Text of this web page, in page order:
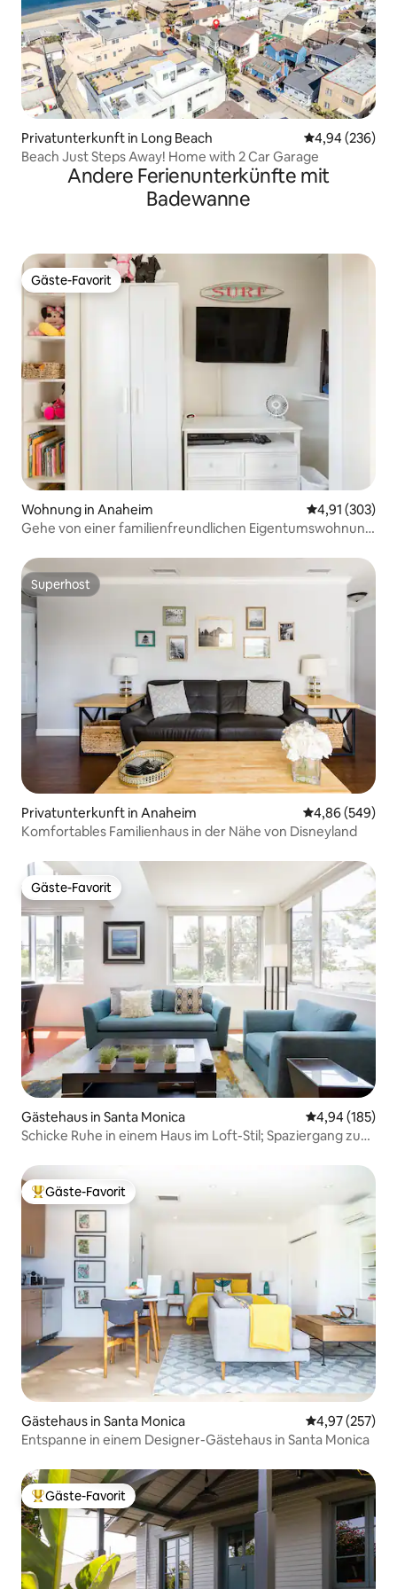
Privatunterkunft in Long Beach
4,94 (236)
Beach Just Steps Away! Home with 2 Car Garage
Andere Ferienunterkünfte mit
Badewanne
Gäste-Favorit
Gäste-Favorit
Wohnung in Anaheim
4,91 (303)
Gehe von einer familienfreundlichen Eigentumswohnung
Superhost
Superhost
Privatunterkunft in Anaheim
4,86 (549)
Komfortables Familienhaus in der Nähe von Disneyland
Gäste-Favorit
Gäste-Favorit
Gästehaus in Santa Monica
4,94 (185)
Schicke Ruhe in einem Haus im Loft-Stil; Spaziergang zum
Beliebter Gäste-Favorit.
Gäste-Favorit
Gästehaus in Santa Monica
4,97 (257)
Entspanne in einem Designer-Gästehaus in Santa Monica
Beliebter Gäste-Favorit.
Gäste-Favorit